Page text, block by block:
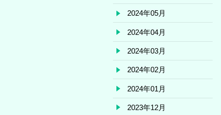
2024年05月
2024年04月
2024年03月
2024年02月
2024年01月
2023年12月